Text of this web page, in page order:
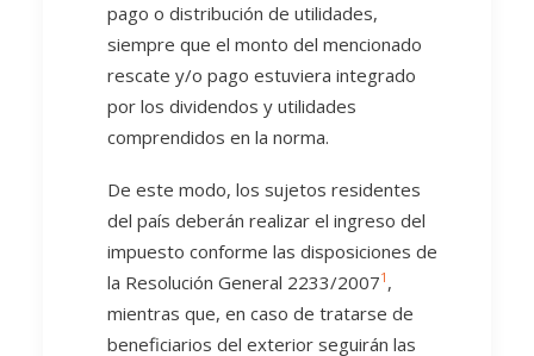
pago o distribución de utilidades,
siempre que el monto del mencionado
rescate y/o pago estuviera integrado
por los dividendos y utilidades
comprendidos en la norma.
De este modo, los sujetos residentes
del país deberán realizar el ingreso del
impuesto conforme las disposiciones de
la Resolución General 2233/20071 ,
mientras que, en caso de tratarse de
beneficiarios del exterior seguirán las